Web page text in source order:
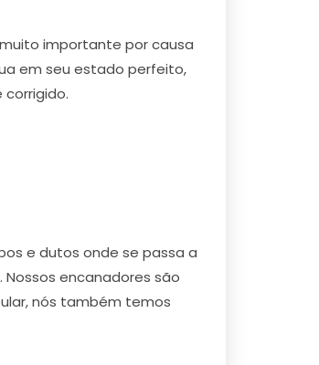
importante por causa
em seu estado perfeito,
e dutos onde se passa a
encanadores são
nós também temos